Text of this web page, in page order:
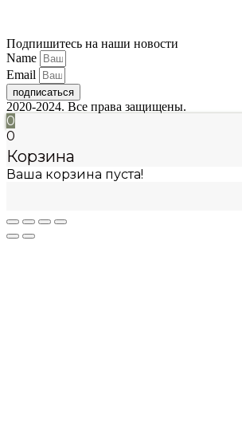
Подпишитесь на наши новости
Name
Email
подписаться
2020-2024. Все права защищены.
0
0
Корзина
Ваша корзина пуста!